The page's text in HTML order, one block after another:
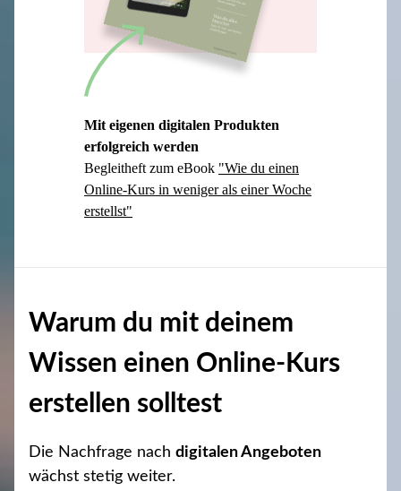
Mit eigenen digitalen Produkten
erfolgreich werden
Begleitheft zum eBook "Wie du einen
Online-Kurs in weniger als einer Woche
erstellst"
Warum du mit deinem
Wissen einen Online-Kurs
erstellen solltest
Die Nachfrage nach digitalen Angeboten
wächst stetig weiter.